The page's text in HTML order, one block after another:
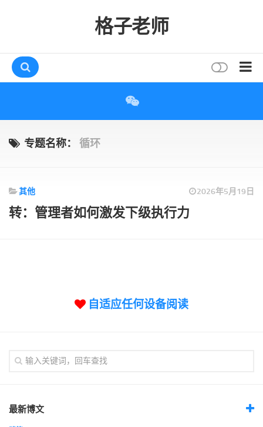
格子老师
互动
友情链接
专题名称： 循环
其他 2026年5月19日
转：管理者如何激发下级执行力
自适应任何设备阅读
最新博文